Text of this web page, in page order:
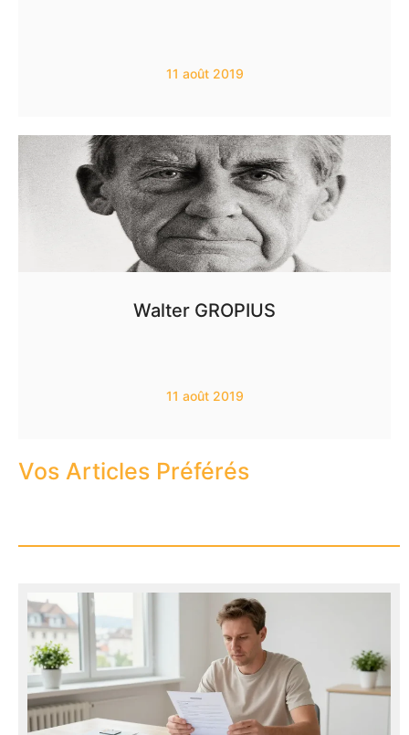
11 août 2019
Walter GROPIUS
11 août 2019
Vos Articles Préférés